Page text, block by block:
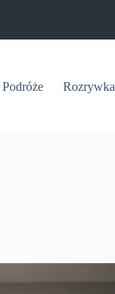
Podróże Rozrywka